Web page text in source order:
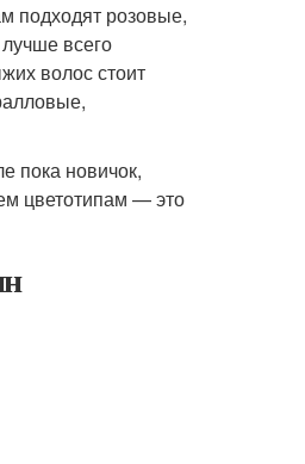
подходят розовые,
всего
волос стоит
пока новичок,
цветотипам — это